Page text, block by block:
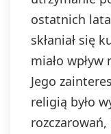
ostatnich
skłaniał się
miało
Jego
religią było
rozczarowań,